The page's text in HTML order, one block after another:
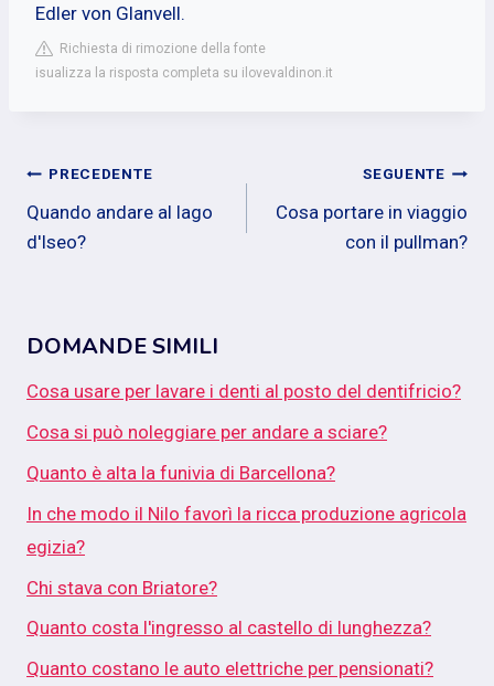
Edler von Glanvell.
Richiesta di rimozione della fonte
isualizza la risposta completa su ilovevaldinon.it
Navigazione
articoli
PRECEDENTE
Quando andare al lago
d'Iseo?
SEGUENTE
Cosa portare in viaggio
con il pullman?
DOMANDE SIMILI
Cosa usare per lavare i denti al posto del dentifricio?
Cosa si può noleggiare per andare a sciare?
Quanto è alta la funivia di Barcellona?
In che modo il Nilo favorì la ricca produzione agricola
egizia?
Chi stava con Briatore?
Quanto costa l'ingresso al castello di lunghezza?
Quanto costano le auto elettriche per pensionati?